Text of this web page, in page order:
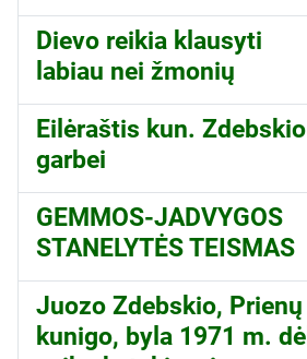
Dievo reikia klausyti
labiau nei žmonių
Eilėraštis kun. Zdebskio
garbei
GEMMOS-JADVYGOS
STANELYTĖS TEISMAS
Juozo Zdebskio, Prienų
kunigo, byla 1971 m. dėl